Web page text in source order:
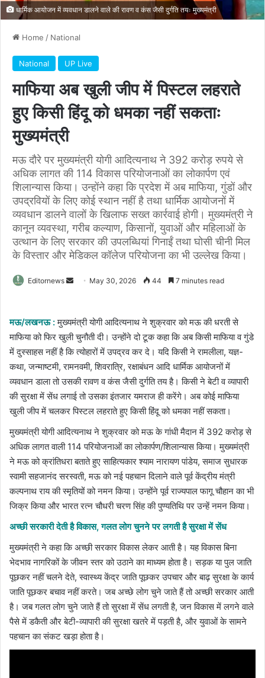
धार्मिक आयोजन में व्यवधान डालने वाले की रावण व कंस जैसी दुर्गति तयः मुख्यमंत्री
Home / National
National UP Live
माफिया अब खुली जीप में पिस्टल लहराते
हुए किसी हिंदू को धमका नहीं सकताः
मुख्यमंत्री
मऊ दौरे पर मुख्यमंत्री योगी आदित्यनाथ ने 392 करोड़ रुपये से
अधिक लागत की 114 विकास परियोजनाओं का लोकार्पण एवं
शिलान्यास किया। उन्होंने कहा कि प्रदेश में अब माफिया, गुंडों और
उपद्रवियों के लिए कोई स्थान नहीं है तथा धार्मिक आयोजनों में
व्यवधान डालने वालों के खिलाफ सख्त कार्रवाई होगी। मुख्यमंत्री ने
कानून व्यवस्था, गरीब कल्याण, किसानों, युवाओं और महिलाओं के
उत्थान के लिए सरकार की उपलब्धियां गिनाईं तथा घोसी चीनी मिल
के विस्तार और मेडिकल कॉलेज परियोजना का भी उल्लेख किया।
Editornews
Send May 30, 2026 44 7 minutes read
मऊ/लखनऊ : मुख्यमंत्री योगी आदित्यनाथ ने शुक्रवार को मऊ की धरती से
माफिया को फिर खुली चुनौती दी। उन्होंने दो टूक कहा कि अब किसी माफिया व गुंडे
में दुस्साहस नहीं है कि त्योहारों में उपद्रव कर दे। यदि किसी ने रामलीला, यज्ञ-
कथा, जन्माष्टमी, रामनवमी, शिवरात्रि, रक्षाबंधन आदि धार्मिक आयोजनों में
व्यवधान डाला तो उसकी रावण व कंस जैसी दुर्गति तय है। किसी ने बेटी व व्यापारी
की सुरक्षा में सेंध लगाई तो उसका इंतजार यमराज ही करेंगे। अब कोई माफिया
खुली जीप में चलकर पिस्टल लहराते हुए किसी हिंदू को धमका नहीं सकता।
मुख्यमंत्री योगी आदित्यनाथ ने शुक्रवार को मऊ के गांधी मैदान में 392 करोड़ से
अधिक लागत वाली 114 परियोजनाओं का लोकार्पण/शिलान्यास किया। मुख्यमंत्री
ने मऊ को क्रांतिधरा बताते हुए साहित्यकार श्याम नारायण पांडेय, समाज सुधारक
स्वामी सहजानंद सरस्वती, मऊ को नई पहचान दिलाने वाले पूर्व केंद्रीय मंत्री
कल्पनाथ राय की स्मृतियों को नमन किया। उन्होंने पूर्व राज्यपाल फागू चौहान का भी
जिक्र किया और भारत रत्न चौधरी चरण सिंह की पुण्यतिथि पर उन्हें नमन किया।
अच्छी सरकारी देती है विकास, गलत लोग चुनने पर लगती है सुरक्षा में सेंध
मुख्यमंत्री ने कहा कि अच्छी सरकार विकास लेकर आती है। यह विकास बिना
भेदभाव नागरिकों के जीवन स्तर को उठाने का माध्यम होता है। सड़क या पुल जाति
पूछकर नहीं चलने देते, स्वास्थ्य केंद्र जाति पूछकर उपचार और बाढ़ सुरक्षा के कार्य
जाति पूछकर बचाव नहीं करते। जब अच्छे लोग चुने जाते हैं तो अच्छी सरकार आती
है। जब गलत लोग चुने जाते हैं तो सुरक्षा में सेंध लगती है, जन विकास में लगने वाले
पैसे में डकैती और बेटी-व्यापारी की सुरक्षा खतरे में पड़ती है, और युवाओं के सामने
पहचान का संकट खड़ा होता है।